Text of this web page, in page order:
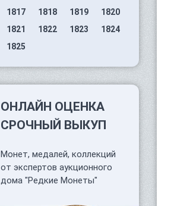
1817
1818 1819
1820
1821
1822 1823
1824
1825
ОНЛАЙН ОЦЕНКА
СРОЧНЫЙ ВЫКУП
Монет, медалей, коллекций
от экспертов аукционного
дома "Редкие Монеты"